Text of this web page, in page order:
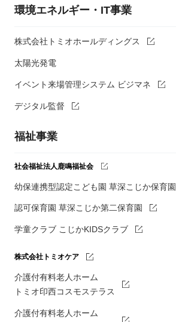
環境エネルギー・IT事業
株式会社トミオホールディングス
太陽光発電
イベント来場管理システム ビジマネ
デジタル監督
福祉事業
社会福祉法人鹿鳴福祉会
幼保連携型認定こども園 草深こじか保育園
認可保育園 草深こじか第二保育園
学童クラブ こじかKIDSクラブ
株式会社トミオケア
介護付有料老人ホーム
トミオ印西コスモステラス
介護付有料老人ホーム